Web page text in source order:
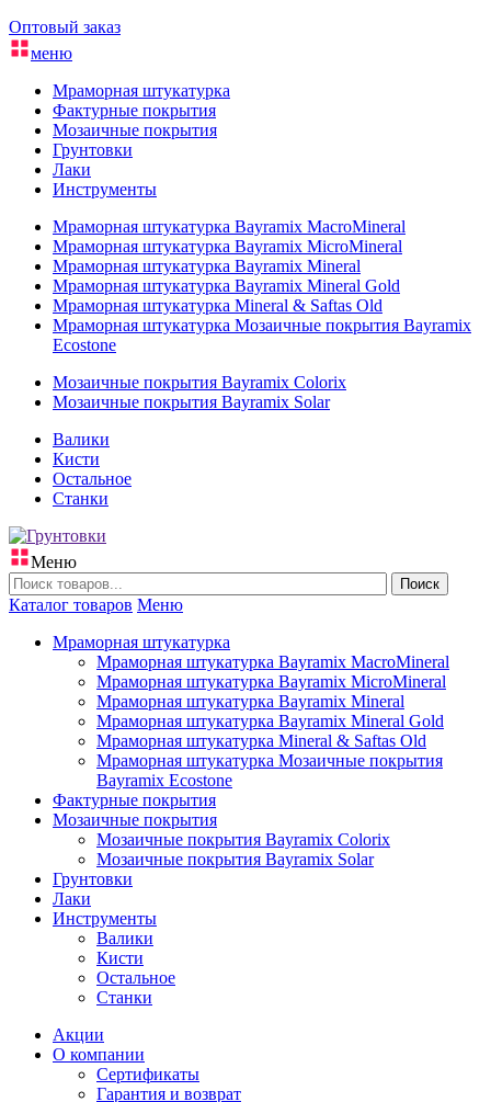
Оптовый заказ
меню
Мраморная штукатурка
Фактурные покрытия
Мозаичные покрытия
Грунтовки
Лаки
Инструменты
Мраморная штукатурка Bayramix MacroMineral
Мраморная штукатурка Bayramix MicroMineral
Мраморная штукатурка Bayramix Mineral
Мраморная штукатурка Bayramix Mineral Gold
Мраморная штукатурка Mineral & Saftas Old
Мраморная штукатурка Мозаичные покрытия Bayramix
Ecostone
Мозаичные покрытия Bayramix Colorix
Мозаичные покрытия Bayramix Solar
Валики
Кисти
Остальное
Станки
Меню
Поиск
Каталог товаров Меню
Мраморная штукатурка
Мраморная штукатурка Bayramix MacroMineral
Мраморная штукатурка Bayramix MicroMineral
Мраморная штукатурка Bayramix Mineral
Мраморная штукатурка Bayramix Mineral Gold
Мраморная штукатурка Mineral & Saftas Old
Мраморная штукатурка Мозаичные покрытия
Bayramix Ecostone
Фактурные покрытия
Мозаичные покрытия
Мозаичные покрытия Bayramix Colorix
Мозаичные покрытия Bayramix Solar
Грунтовки
Лаки
Инструменты
Валики
Кисти
Остальное
Станки
Акции
О компании
Сертификаты
Гарантия и возврат